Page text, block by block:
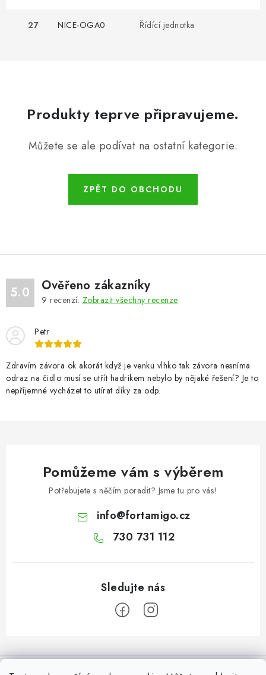
27 NICE-OGA0 Řídící jednotka
Produkty teprve připravujeme.
Můžete se ale podívat na ostatní kategorie.
ZPĚT DO OBCHODU
5.0 Ověřeno zákazníky
9 recenzí. Zobrazit všechny recenze
Petr
Zdravím závora ok akorát když je venku vlhko tak závora nesníma
odraz na čidlo musí se utřít hadrikem nebylo by nějaké řešení? Je to
nepříjemné vycházet to utírat díky za odp.
Pomůžeme vám s výběrem
Potřebujete s něčím poradit? Jsme tu pro vás!
info@fortamigo.cz
730 731 112
á
Informace pro Vás